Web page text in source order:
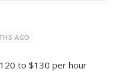
AGO
to $130 per hour